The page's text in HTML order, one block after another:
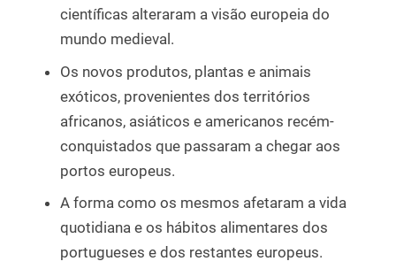
científicas alteraram a visão europeia do
mundo medieval.
Os novos produtos, plantas e animais
exóticos, provenientes dos territórios
africanos, asiáticos e americanos recém-
conquistados que passaram a chegar aos
portos europeus.
A forma como os mesmos afetaram a vida
quotidiana e os hábitos alimentares dos
portugueses e dos restantes europeus.